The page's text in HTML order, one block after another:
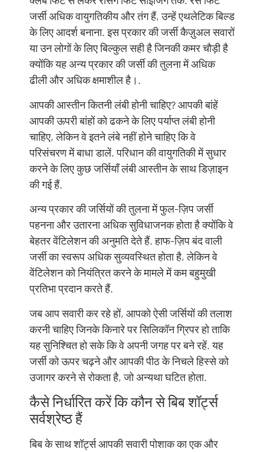
जर्सी अधिक वायुगतिकीय और तंग हैं, उन्हें एथलेटिक बिल्ड
के लिए आदर्श बनाना. इस प्रकार की जर्सी कैज़ुअल सवारों
या उन लोगों के लिए बिल्कुल सही है जिनकी कमर चौड़ी है
क्योंकि यह अन्य प्रकार की जर्सी की तुलना में अधिक
ढीली और अधिक क्षमाशील है।.
आपकी आस्तीन कितनी लंबी होनी चाहिए? आपकी बांहें
आपकी ऊपरी बांहों को ढकने के लिए पर्याप्त लंबी होनी
चाहिए, लेकिन वे इतने लंबे नहीं होने चाहिए कि वे
परिसंचरण में बाधा डालें. परिधान की वायुगतिकी में सुधार
करने के लिए कुछ जर्सियाँ लंबी आस्तीन के साथ डिज़ाइन
की गई हैं.
अन्य प्रकार की जर्सियों की तुलना में फुल-ज़िप जर्सी
पहनना और उतारना अधिक सुविधाजनक होता है क्योंकि वे
बेहतर वेंटिलेशन की अनुमति देते हैं. हाफ-ज़िप बंद वाली
जर्सी का स्वरूप अधिक सुव्यवस्थित होता है, लेकिन वे
वेंटिलेशन को नियंत्रित करने के मामले में कम बहुमुखी
प्रतिभा प्रदान करते हैं.
जब आप सवारी कर रहे हों, आपको ऐसी जर्सियों की तलाश
करनी चाहिए जिनके किनारे पर सिलिकॉन ग्रिपर हो ताकि
यह सुनिश्चित हो सके कि वे अपनी जगह पर बने रहें. यह
जर्सी को ऊपर चढ़ने और आपकी पीठ के निचले हिस्से को
उजागर करने से रोकता है, जो अन्यथा घटित होता.
कैसे निर्धारित करें कि कौन से बिब शॉर्ट्स
सर्वश्रेष्ठ हैं
बिब के साथ शॉर्ट्स आपकी सवारी पोशाक का एक और